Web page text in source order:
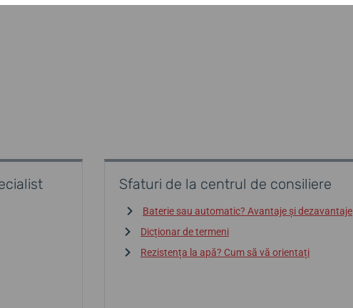
Sfaturi de la centrul de consiliere
Baterie sau automatic? Avantaje și dezavantaje
Dicționar de termeni
Rezistența la apă? Cum să vă orientați